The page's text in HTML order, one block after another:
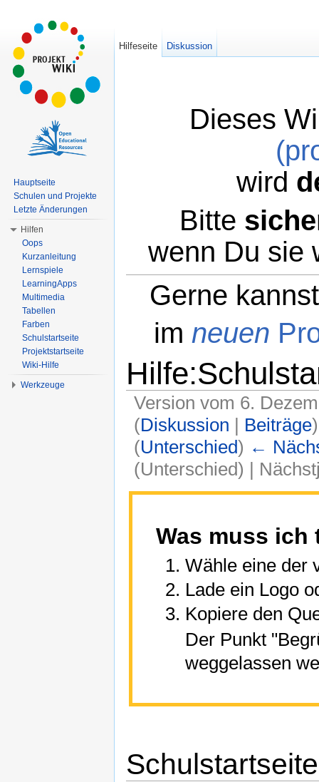
Dieses
wird
Bitte
wenn Du sie
Gerne
imneuen
Version vom 6.
(Diskussion | Beiträge)
(Unterschied) ←
(Unterschied) |
Was muss ich
Wähle eine der
Lade ein Logo
Kopiere den
Der Punkt
weggelassen
Hilfeseite Diskussion
Hauptseite
Schulen und Projekte
Letzte Änderungen
Hilfen
Oops
Kurzanleitung
Lernspiele
LearningApps
Multimedia
Tabellen
Farben
Schulstartseite
Projektstartseite
Wiki-Hilfe
Werkzeuge